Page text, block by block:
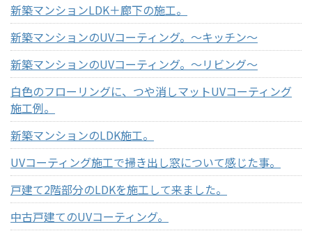
新築マンションLDK＋廊下の施工。
新築マンションのUVコーティング。～キッチン～
新築マンションのUVコーティング。～リビング～
白色のフローリングに、つや消しマットUVコーティング
施工例。
新築マンションのLDK施工。
UVコーティング施工で掃き出し窓について感じた事。
戸建て2階部分のLDKを施工して来ました。
中古戸建てのUVコーティング。